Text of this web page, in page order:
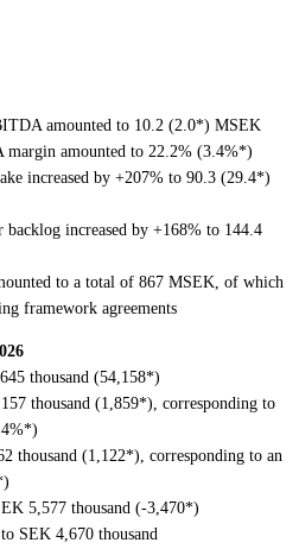
amounted to 10.2 (2.0*) MSEK
amounted to 22.2% (3.4%*)
increased by +207% to 90.3 (29.4*)
increased by +168% to 144.4
to a total of 867 MSEK, of which
framework agreements
thousand (54,158*)
thousand (1,859*), corresponding to
thousand (1,122*), corresponding to an
5,577 thousand (-3,470*)
SEK 4,670 thousand